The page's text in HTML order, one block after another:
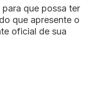
que possa ter
que apresente o
oficial de sua